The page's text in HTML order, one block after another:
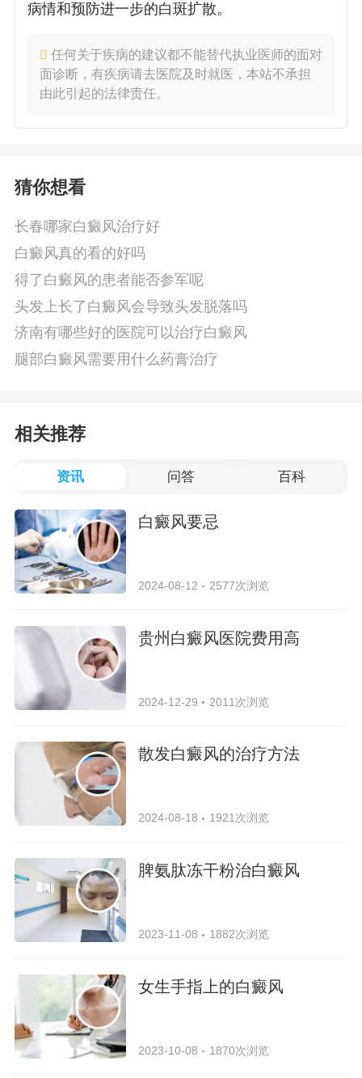
病情和预防进一步的白斑扩散。
任何关于疾病的建议都不能替代执业医师的面对
面诊断，有疾病请去医院及时就医，本站不承担
由此引起的法律责任。
猜你想看
长春哪家白癜风治疗好
白癜风真的看的好吗
得了白癜风的患者能否参军呢
头发上长了白癜风会导致头发脱落吗
济南有哪些好的医院可以治疗白癜风
腿部白癜风需要用什么药膏治疗
相关推荐
资讯 问答 百科
白癜风要忌
2024-08-12 2577次浏览
贵州白癜风医院费用高
2024-12-29 2011次浏览
散发白癜风的治疗方法
2024-08-18 1921次浏览
脾氨肽冻干粉治白癜风
2023-11-08 1882次浏览
女生手指上的白癜风
2023-10-08 1870次浏览